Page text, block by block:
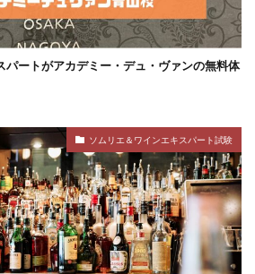
パートがアカデミー・デュ・ヴァンの無料体
ソムリエ＆ワインエキスパート試験